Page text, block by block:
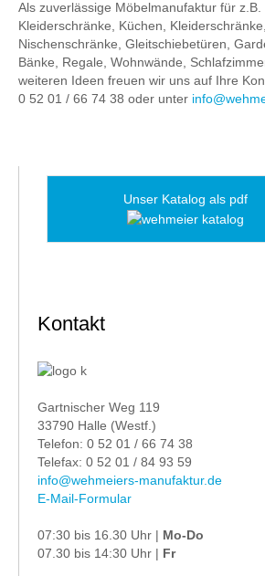
Als zuverlässige Möbelmanufaktur für z.B.
Kleiderschränke, Küchen,
Nischenschränke, Gleitschiebetüren,
Bänke, Regale, Wohnwände,
weiteren Ideen freuen wir uns auf Ihre
0 52 01 / 66 74 38 oder unter
Unser Katalog als pdf
Kontakt
Gartnischer Weg 119
33790 Halle (Westf.)
Telefon: 0 52 01 / 66 74 38
Telefax: 0 52 01 / 84 93 59
info@wehmeiers-manufaktur.de
E-Mail-Formular
07:30 bis 16.30 Uhr | Mo-Do
07.30 bis 14:30 Uhr | Fr